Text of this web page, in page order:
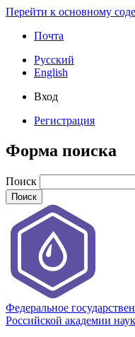
Перейти к основному
Почта
Русский
English
Вход
Регистрация
Форма поиска
Поиск
Федеральное
Российской академии наук